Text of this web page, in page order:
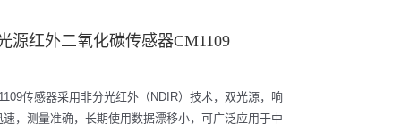
源红外二氧化碳传感器CM1109
传感器采用非分光红外（NDIR）技术，双光源，响
速，测量准确，长期使用数据漂移小，可广泛应用于中